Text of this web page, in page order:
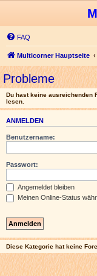
FAQ
Multicorner Hauptseite
Probleme
Du hast keine ausreichenden
lesen.
ANMELDEN
Benutzername:
Passwort:
Angemeldet bleiben
Meinen Online-Status
Diese Kategorie hat keine